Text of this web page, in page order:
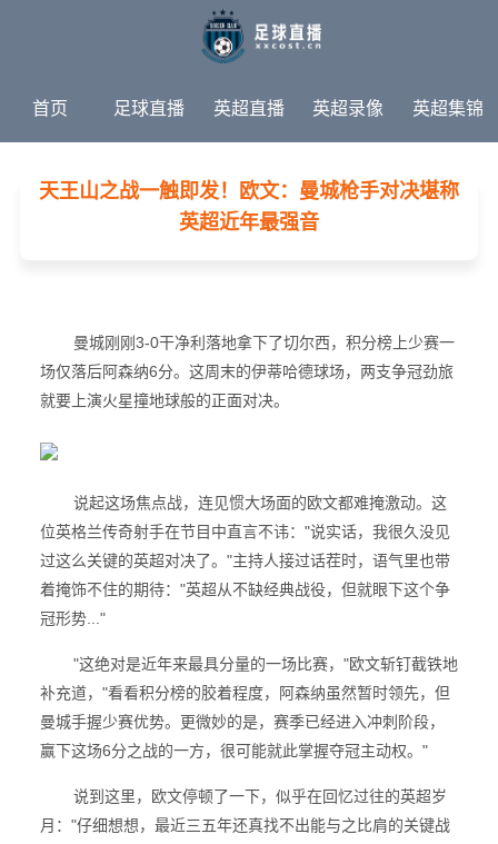
首页 足球直播 英超直播 英超录像 英超集锦
热门赛事
天王山之战一触即发！欧文：曼城枪手对决堪称
英超近年最强音
曼城刚刚3-0干净利落地拿下了切尔西，积分榜上少赛一
场仅落后阿森纳6分。这周末的伊蒂哈德球场，两支争冠劲旅
就要上演火星撞地球般的正面对决。
说起这场焦点战，连见惯大场面的欧文都难掩激动。这
位英格兰传奇射手在节目中直言不讳："说实话，我很久没见
过这么关键的英超对决了。"主持人接过话茬时，语气里也带
着掩饰不住的期待："英超从不缺经典战役，但就眼下这个争
冠形势..."
"这绝对是近年来最具分量的一场比赛，"欧文斩钉截铁地
补充道，"看看积分榜的胶着程度，阿森纳虽然暂时领先，但
曼城手握少赛优势。更微妙的是，赛季已经进入冲刺阶段，
赢下这场6分之战的一方，很可能就此掌握夺冠主动权。"
说到这里，欧文停顿了一下，似乎在回忆过往的英超岁
月："仔细想想，最近三五年还真找不出能与之比肩的关键战